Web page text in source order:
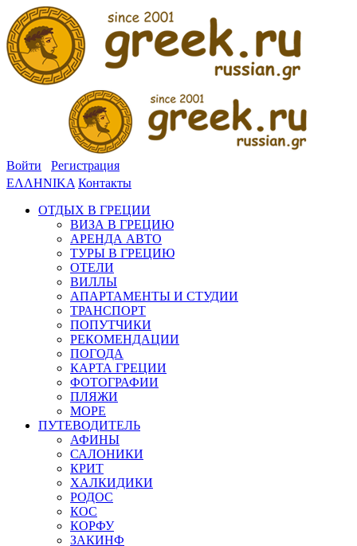
Войти
Регистрация
ΕΛΛΗΝΙΚΑ Контакты
ОТДЫХ В ГРЕЦИИ
ВИЗА В ГРЕЦИЮ
АРЕНДА АВТО
ТУРЫ В ГРЕЦИЮ
ОТЕЛИ
ВИЛЛЫ
АПАРТАМЕНТЫ И СТУДИИ
ТРАНСПОРТ
ПОПУТЧИКИ
РЕКОМЕНДАЦИИ
ПОГОДА
КАРТА ГРЕЦИИ
ФОТОГРАФИИ
ПЛЯЖИ
МОРЕ
ПУТЕВОДИТЕЛЬ
АФИНЫ
САЛОНИКИ
КРИТ
ХАЛКИДИКИ
РОДОС
КОС
КОРФУ
ЗАКИНФ